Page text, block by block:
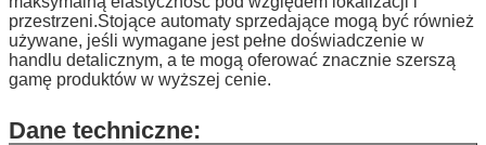
przestrzeni.Stojące automaty sprzedające mogą być również
używane, jeśli wymagane jest pełne doświadczenie w
handlu detalicznym, a te mogą oferować znacznie szerszą
gamę produktów w wyższej cenie.
Dane techniczne: